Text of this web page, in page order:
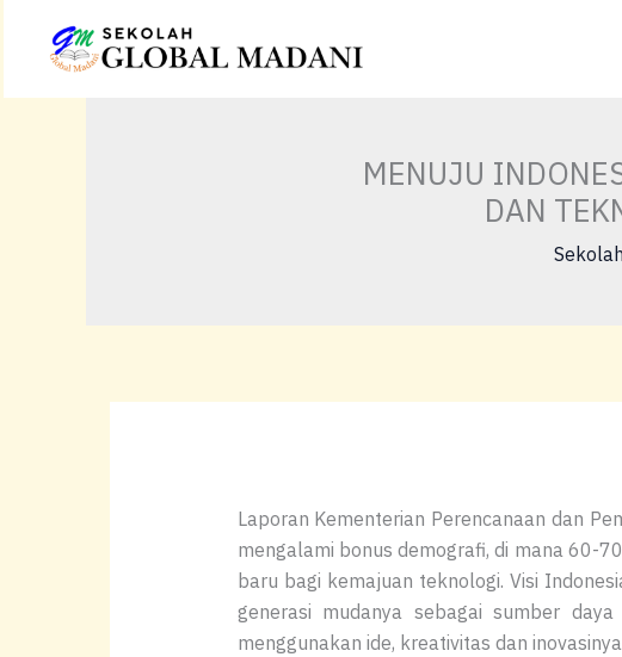
MENUJU
DAN
Laporan Kementerian Perencanaan dan
mengalami bonus demografi, di mana 60-
baru bagi kemajuan teknologi. Visi
generasi mudanya sebagai sumber
menggunakan ide, kreativitas dan